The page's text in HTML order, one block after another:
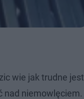
wie jak trudne jest
nad niemowlęciem.